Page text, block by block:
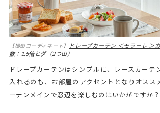
【撮影コーディネート】
ドレープカーテン ＜モラーレ ＞
数：1.5倍ヒダ（2つ山）
ドレープカーテンはシンプルに、レースカーテ
入れるのも、お部屋のアクセントとなりオスス
ーテンメインで窓辺を楽しむのはいかがですか？